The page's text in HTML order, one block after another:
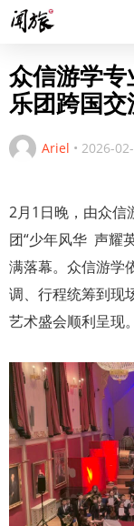
众信游学
乐团跨国
Ariel • 2026-
2月1日晚，由众信
团“少年风华 声耀
满落幕。众信游学
调、行程统筹到现
艺术盛会顺利呈现。